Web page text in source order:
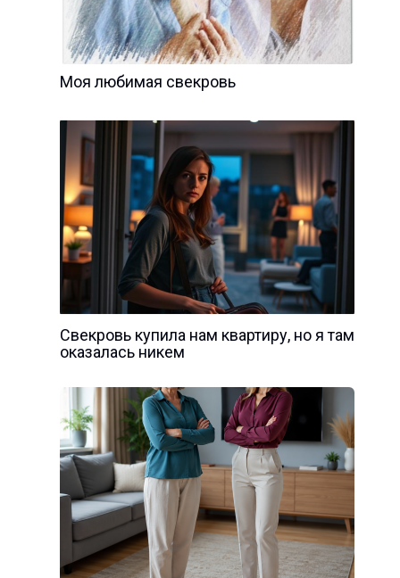
Моя любимая свекровь
Свекровь купила нам квартиру, но я там
оказалась никем